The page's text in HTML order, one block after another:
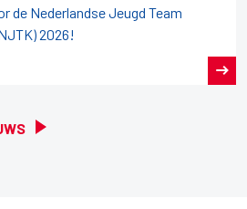
de Nederlandse Jeugd Team
2026!